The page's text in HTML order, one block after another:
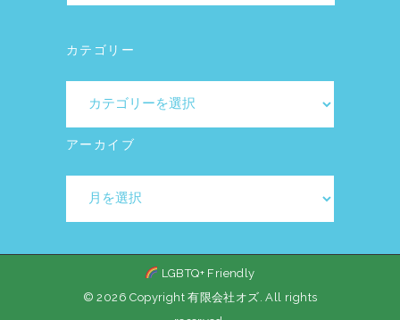
カテゴリー
アーカイブ
イ
LGBTQ+ Friendly
© 2026 Copyright 有限会社オズ. All rights